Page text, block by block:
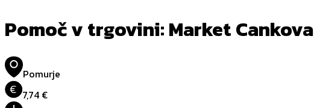
Pomoč v trgovini: Market Cankova
Pomurje
€ 7,74 €